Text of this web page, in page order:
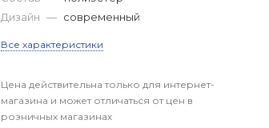
Дизайн — современный
Все характеристики
Цена действительна только для интернет-
магазина и может отличаться от цен в
розничных магазинах